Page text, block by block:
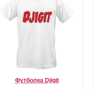
Футболка Djigit